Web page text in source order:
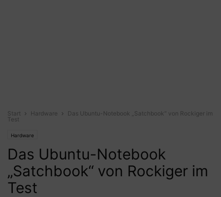
Start Hardware
Das Ubuntu-Notebook „Satchbook“ von Rockiger im
Test
Hardware
Das Ubuntu-Notebook
„Satchbook“ von Rockiger im
Test